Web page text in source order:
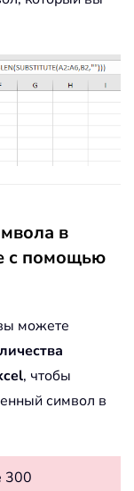
в
с помощью
можете
, чтобы
символ в
300